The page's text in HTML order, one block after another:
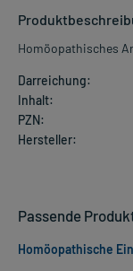
Homöopathisches
Darreichung:
Inhalt:
PZN:
Hersteller:
Passende
Homöopathische